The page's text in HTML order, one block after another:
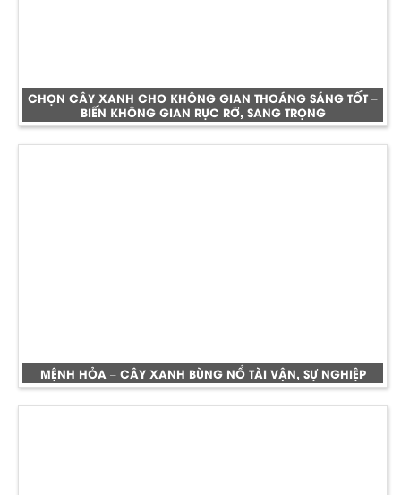
CHỌN CÂY XANH CHO KHÔNG GIAN THOÁNG SÁNG TỐT –
BIẾN KHÔNG GIAN RỰC RỠ, SANG TRỌNG
MỆNH HỎA – CÂY XANH BÙNG NỔ TÀI VẬN, SỰ NGHIỆP